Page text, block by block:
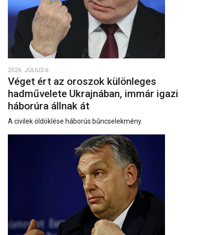
2026. JÚLIUS 6.
Véget ért az oroszok különleges
hadművelete Ukrajnában, immár igazi
háborúra állnak át
A civilek öldöklése háborús bűncselekmény.